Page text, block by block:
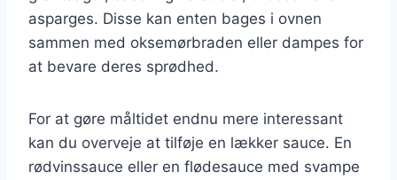
asparges. Disse kan enten bages i ovnen
sammen med oksemørbraden eller dampes for
at bevare deres sprødhed.
For at gøre måltidet endnu mere interessant
kan du overveje at tilføje en lækker sauce. En
rødvinssauce eller en flødesauce med svampe